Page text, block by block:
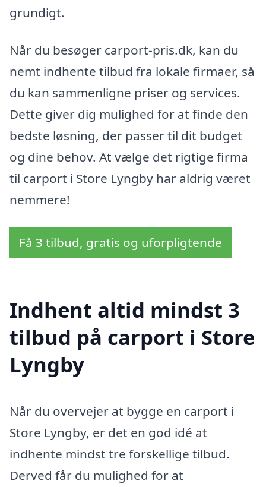
grundigt.
Når du besøger carport-pris.dk, kan du
nemt indhente tilbud fra lokale firmaer, så
du kan sammenligne priser og services.
Dette giver dig mulighed for at finde den
bedste løsning, der passer til dit budget
og dine behov. At vælge det rigtige firma
til carport i Store Lyngby har aldrig været
nemmere!
Få 3 tilbud, gratis og uforpligtende
Indhent altid mindst 3
tilbud på carport i Store
Lyngby
Når du overvejer at bygge en carport i
Store Lyngby, er det en god idé at
indhente mindst tre forskellige tilbud.
Derved får du mulighed for at